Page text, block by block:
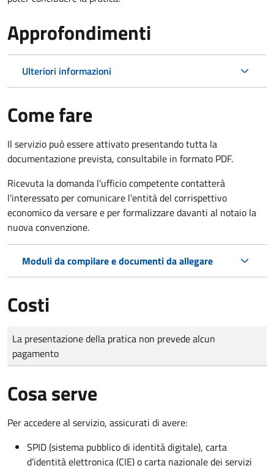
Approfondimenti
Ulteriori informazioni
Come fare
Il servizio può essere attivato presentando tutta la
documentazione prevista, consultabile in formato PDF.
Ricevuta la domanda l'ufficio competente contatterà
l'interessato per comunicare l'entità del corrispettivo
economico da versare e per formalizzare davanti al notaio la
nuova convenzione.
Moduli da compilare e documenti da allegare
Costi
Tipo di pagamento
Importo
La presentazione della pratica non prevede alcun
pagamento
Cosa serve
Per accedere al servizio, assicurati di avere:
SPID (sistema pubblico di identità digitale), carta
d’identità elettronica (CIE) o carta nazionale dei servizi